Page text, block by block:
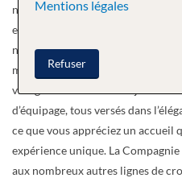
notamment Cuba et la Libye.
experts internationaux,
nouvelle dimension à tous les
merveilleux dîners avec cuisine
vins gratuits inclus au déjeuner et
d’équipage, tous versés dans
ce que vous appréciez un accueil
expérience unique. La
aux nombreux autres lignes de
Mentions légales
Refuser